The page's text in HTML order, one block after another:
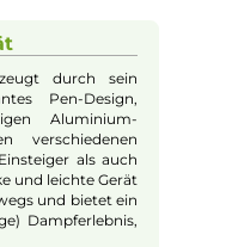
Produkt
& Experte